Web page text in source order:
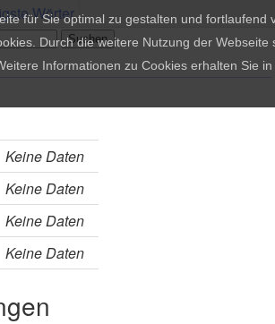
Wörter
Keine Daten
Keine Daten
Keine Daten
Keine Daten
für Sie optimal zu gestalten und fortlaufend
Durch die weitere Nutzung der Webseite
Informationen zu Cookies erhalten Sie